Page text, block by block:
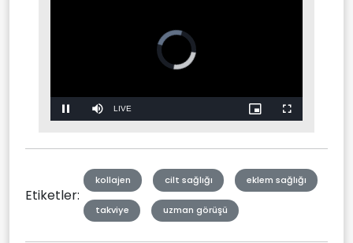
Pause Mute Stream
LIVE
Picture-
in-
Fullscreen
Etiketler:
kollajen cilt sağlığı eklem sağlığı
takviye uzman görüşü